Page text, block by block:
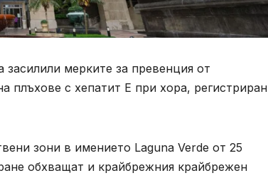
мерките за превенция от
плъхове с хепатит Е при хора, регистриран
зони в имението Laguna Verde от 25
обхващат и крайбрежния крайбрежен